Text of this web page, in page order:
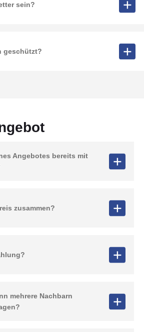
sein?
geschützt?
Angebotes bereits mit
zusammen?
mehrere Nachbarn